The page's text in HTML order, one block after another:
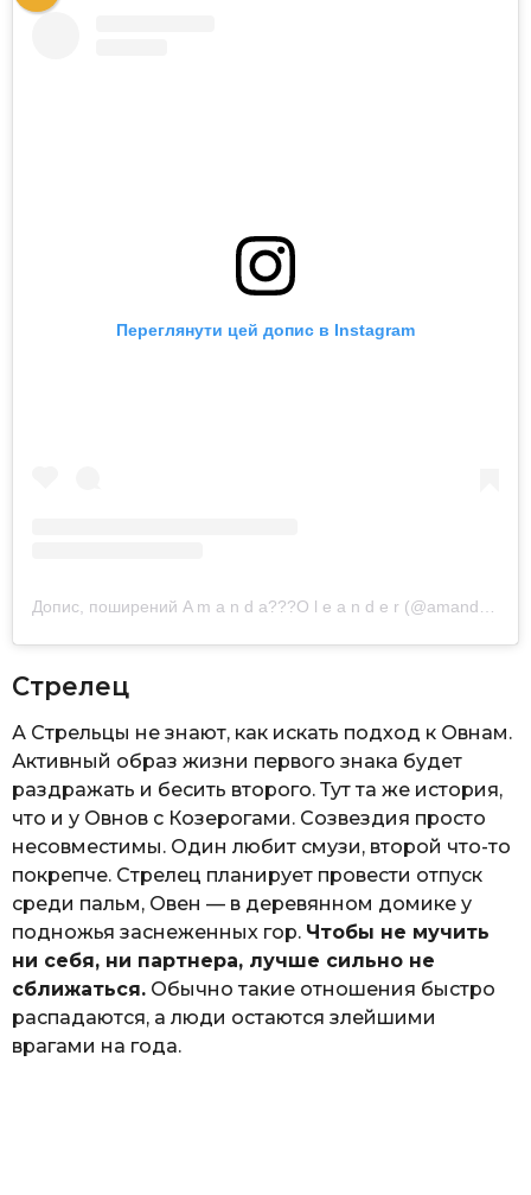
Переглянути цей допис в Instagram
Допис, поширений A m a n d a??‍?O l e a n d e r (@amandaoleander)
Стрелец
А Стрельцы не знают, как искать подход к Овнам.
Активный образ жизни первого знака будет
раздражать и бесить второго. Тут та же история,
что и у Овнов с Козерогами. Созвездия просто
несовместимы. Один любит смузи, второй что-то
покрепче. Стрелец планирует провести отпуск
среди пальм, Овен — в деревянном домике у
подножья заснеженных гор. Чтобы не мучить
ни себя, ни партнера, лучше сильно не
сближаться. Обычно такие отношения быстро
распадаются, а люди остаются злейшими
врагами на года.